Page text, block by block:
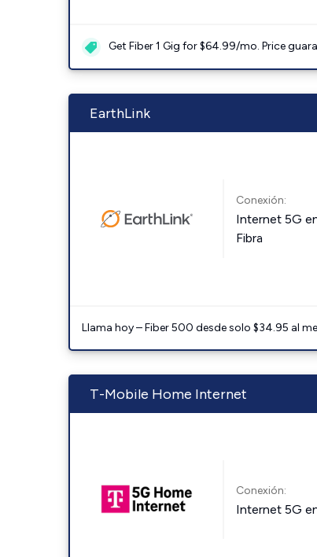
Get Fiber 1 Gig for $64.99/mo. Price
EarthLink
Conexión:
Internet 5G
Fibra
Llama hoy – Fiber 500 desde solo $34.95 al
T-Mobile Home Internet
Conexión:
Internet 5G